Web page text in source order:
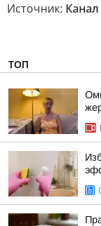
Источник:
ТОП